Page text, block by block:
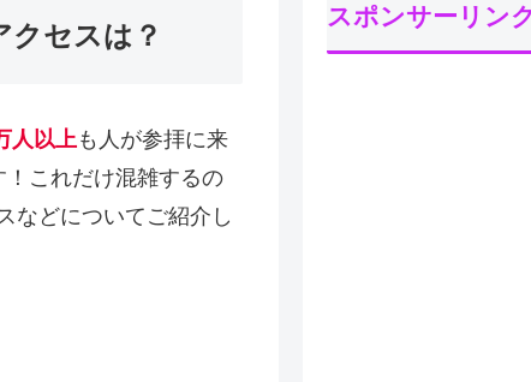
クセスは？
人以上も人が参拝に来
これだけ混雑するの
などについてご紹介し
スポンサーリン